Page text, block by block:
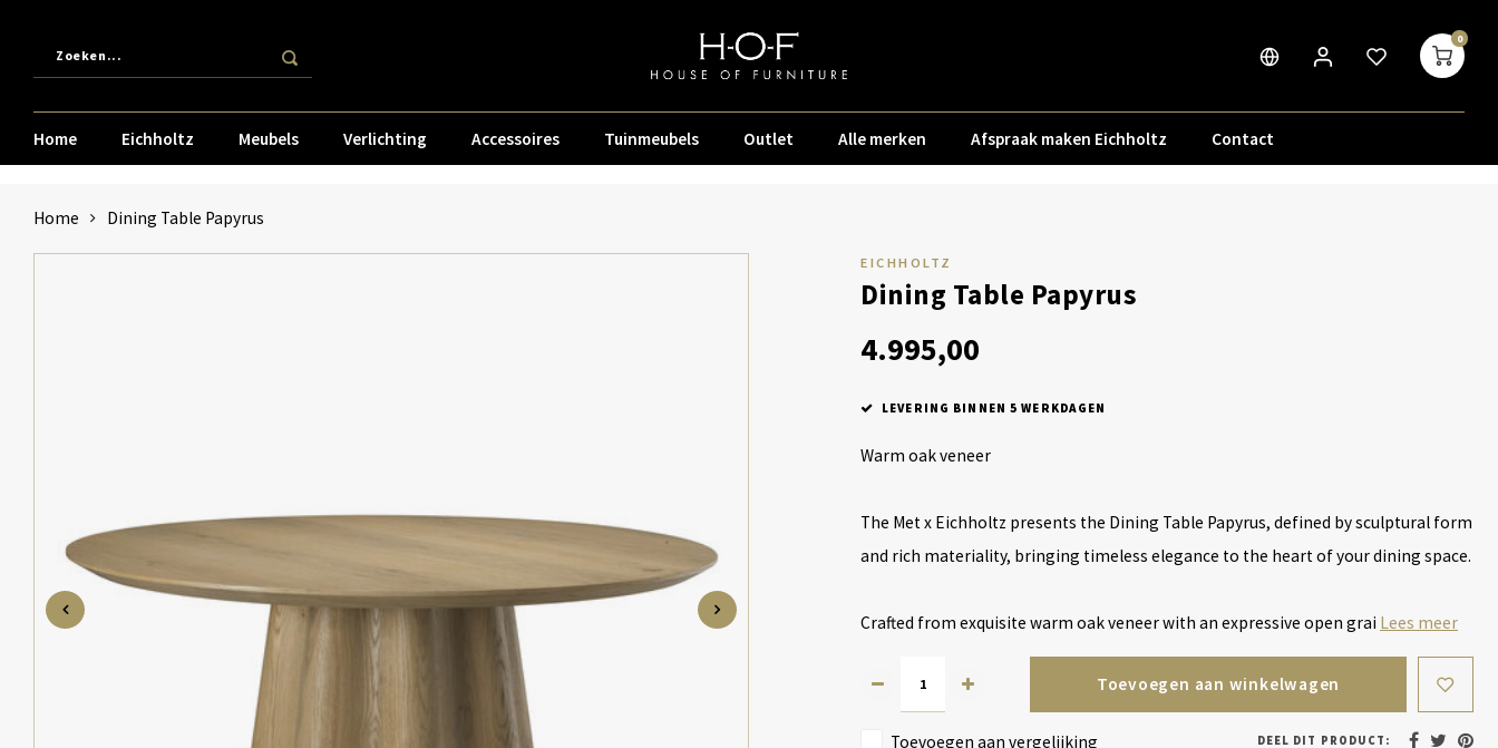
0
Home Eichholtz Meubels Verlichting Accessoires Tuinmeubels Outlet Alle merken Afspraak maken Eichholtz Contact
Home Dining Table Papyrus
EICHHOLTZ
Dining Table Papyrus
4.995,00
LEVERING BINNEN 5 WERKDAGEN
Warm oak veneer
The Met x Eichholtz presents the Dining Table Papyrus, defined by sculptural form
and rich materiality, bringing timeless elegance to the heart of your dining space.
Crafted from exquisite warm oak veneer with an expressive open grai Lees meer
Toevoegen aan winkelwagen
Toevoegen aan vergelijking DEEL DIT PRODUCT: